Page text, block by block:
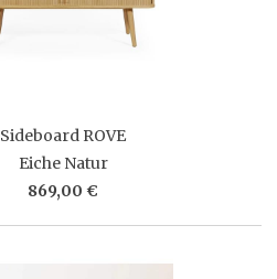
Sideboard ROVE
Eiche Natur
869,00 €